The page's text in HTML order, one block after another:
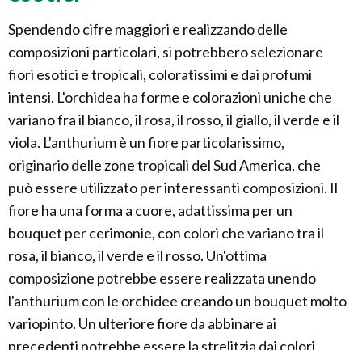
Spendendo cifre maggiori e realizzando delle
composizioni particolari, si potrebbero selezionare
fiori esotici e tropicali, coloratissimi e dai profumi
intensi. L'orchidea ha forme e colorazioni uniche che
variano fra il bianco, il rosa, il rosso, il giallo, il verde e il
viola. L'anthurium è un fiore particolarissimo,
originario delle zone tropicali del Sud America, che
può essere utilizzato per interessanti composizioni. Il
fiore ha una forma a cuore, adattissima per un
bouquet per cerimonie, con colori che variano tra il
rosa, il bianco, il verde e il rosso. Un'ottima
composizione potrebbe essere realizzata unendo
l'anthurium con le orchidee creando un bouquet molto
variopinto. Un ulteriore fiore da abbinare ai
precedenti potrebbe essere la strelitzia dai colori